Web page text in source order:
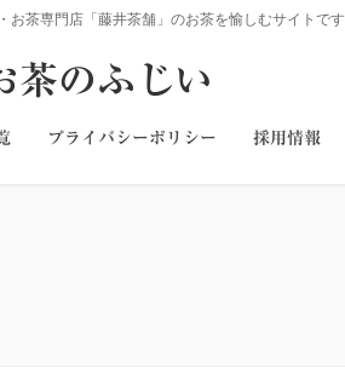
お茶専門店「藤井茶舗」のお茶を愉しむサイトです
茶のふじい
プライバシーポリシー 採用情報